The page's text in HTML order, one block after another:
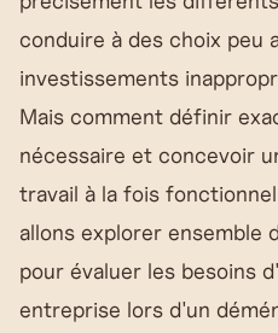
conduire à des choix peu
investissements
Mais comment définir
nécessaire et concevoir
travail à la fois
allons explorer ensemble
pour évaluer les besoins
entreprise lors d'un